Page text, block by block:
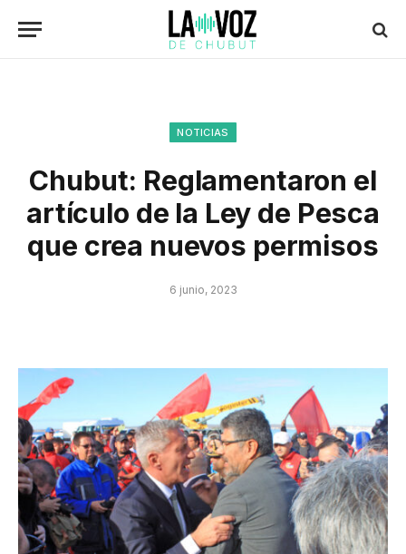
NOTICIAS
Chubut: Reglamentaron el
artículo de la Ley de Pesca
que crea nuevos permisos
6 junio, 2023